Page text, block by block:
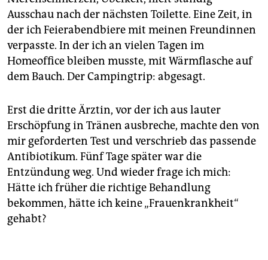
Ausschau nach der nächsten Toilette. Eine Zeit, in
der ich Feierabendbiere mit meinen Freundinnen
verpasste. In der ich an vielen Tagen im
Homeoffice bleiben musste, mit Wärmflasche auf
dem Bauch. Der Campingtrip: abgesagt.
Erst die dritte Ärztin, vor der ich aus lauter
Erschöpfung in Tränen ausbreche, machte den von
mir geforderten Test und verschrieb das passende
Antibiotikum. Fünf Tage später war die
Entzündung weg. Und wieder frage ich mich:
Hätte ich früher die richtige Behandlung
bekommen, hätte ich keine „Frauenkrankheit“
gehabt?